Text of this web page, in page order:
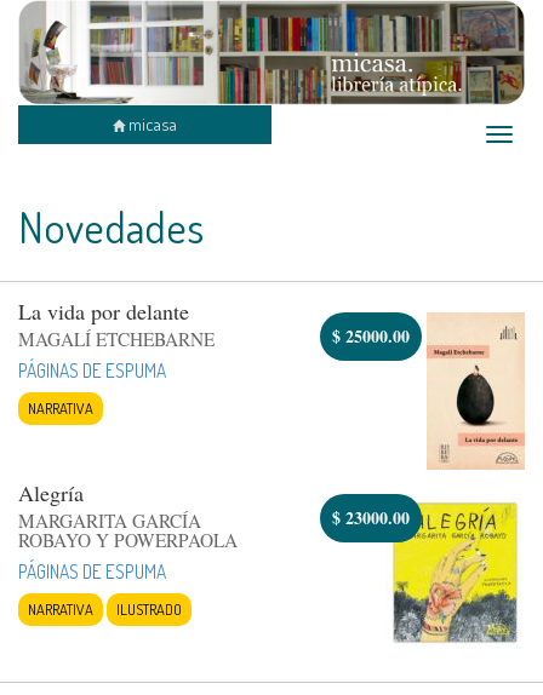
Toggle
micasa
Novedades
La vida por delante
MAGALÍ ETCHEBARNE
PÁGINAS DE ESPUMA
NARRATIVA
$25000.00
Alegría
MARGARITA GARCÍA
ROBAYO Y POWERPAOLA
PÁGINAS DE ESPUMA
NARRATIVA ILUSTRADO
$23000.00